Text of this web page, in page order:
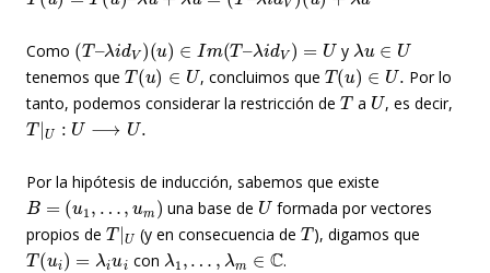
Como
(T– λ dV ) u ∈ m –λ d V )= U
y
λ U
tenemos que
T(u)∈ U
, concluimos que
T(u)∈ U.
Por lo
tanto, podemos considerar la restricción de
T
a
U
, es decir,
T|U:U⟶U.
Por la hipótesis de inducción, sabemos que existe
B= u1,…,um)
una base de
U
formada por vectores
propios de
T| U
(y en consecuencia de
T
), digamos que
T(ui)=λiui
con
λ 1,…,λm∈C
.